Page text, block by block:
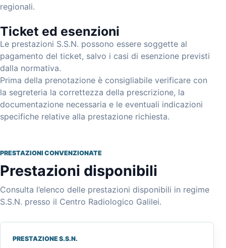
regionali.
Ticket ed esenzioni
Le prestazioni S.S.N. possono essere soggette al
pagamento del ticket, salvo i casi di esenzione previsti
dalla normativa.
Prima della prenotazione è consigliabile verificare con
la segreteria la correttezza della prescrizione, la
documentazione necessaria e le eventuali indicazioni
specifiche relative alla prestazione richiesta.
PRESTAZIONI CONVENZIONATE
Prestazioni disponibili
Consulta l’elenco delle prestazioni disponibili in regime
S.S.N. presso il Centro Radiologico Galilei.
PRESTAZIONE S.S.N.